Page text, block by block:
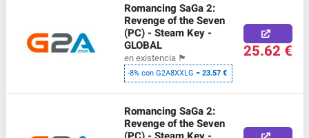
Romancing SaGa 2:
Revenge of the Seven
(PC) - Steam Key -
GLOBAL
en existencia 🏴
-8% con G2A8XXLG =23.57 €
25.62 €
Romancing SaGa 2:
Revenge of the Seven